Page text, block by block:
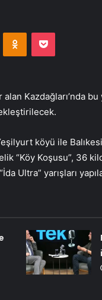
Odnoklassniki
Pocket
Kazdağları’nda bu
köyü ile
“Köy Koşusu”, 36
Ultra” yarışları